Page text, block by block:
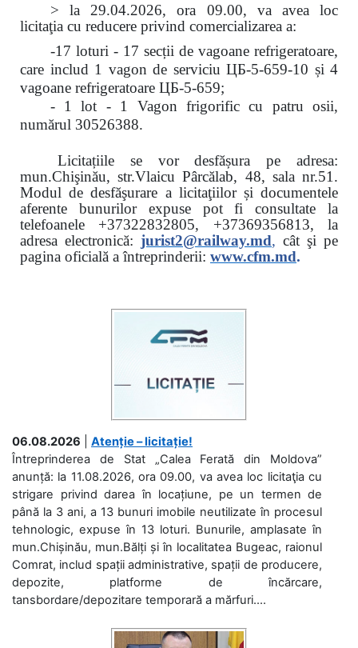
> la 29.04.2026, ora 09.00, va avea loc
licitaţia cu reducere privind comercializarea a:
-17 loturi - 17 secții de vagoane refrigeratoare,
care includ 1 vagon de serviciu ЦБ-5-659-10 și 4
vagoane refrigeratoare ЦБ-5-659;
- 1 lot - 1 Vagon frigorific cu patru osii,
numărul 30526388.
Licitațiile se vor desfășura pe adresa:
mun.Chişinău, str.Vlaicu Pârcălab, 48, sala nr.51.
Modul de desfăşurare a licitaţiilor și documentele
aferente bunurilor expuse pot fi consultate la
telefoanele +37322832805, +37369356813, la
adresa electronică: jurist2@railway.md, cât şi pe
pagina oficială a întreprinderii: www.cfm.md.
06.08.2026
Atenție – licitație!
Întreprinderea de Stat „Calea Ferată din Moldova”
anunță: la 11.08.2026, ora 09.00, va avea loc licitaţia cu
strigare privind darea în locațiune, pe un termen de
până la 3 ani, a 13 bunuri imobile neutilizate în procesul
tehnologic, expuse în 13 loturi. Bunurile, amplasate în
mun.Chișinău, mun.Bălți și în localitatea Bugeac, raionul
Comrat, includ spații administrative, spații de producere,
depozite, platforme de încărcare,
tansbordare/depozitare temporară a mărfuri....